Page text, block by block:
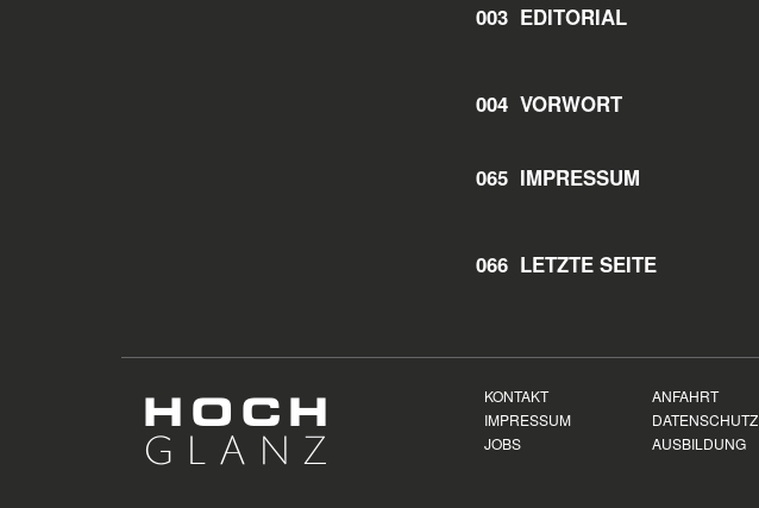
003 EDITORIAL
004 VORWORT
065 IMPRESSUM
066 LETZTE SEITE
KONTAKT ANFAHRT
IMPRESSUM
DATENSCHUTZ
JOBS
AUSBILDUNG